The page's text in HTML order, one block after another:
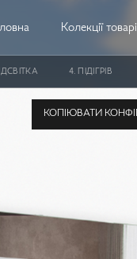
Колекції
PLITVICE з підсвіткою
КОПІЮВАТИ
ПІДІГРІВ